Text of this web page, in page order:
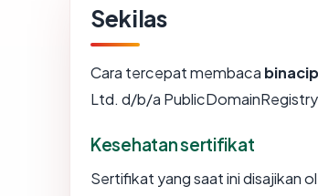
Sekilas
Cara tercepat membaca
Ltd. d/b/a
Kesehatan sertifikat
Sertifikat yang saat ini disajikan